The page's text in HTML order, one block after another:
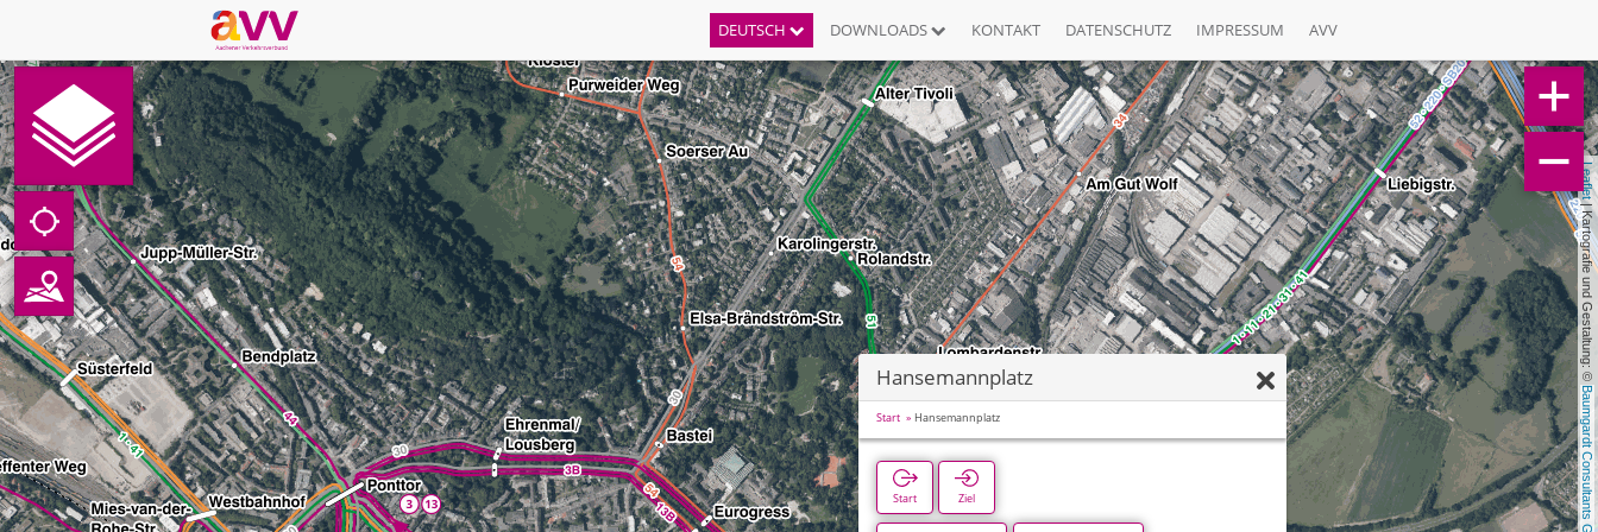
DEUTSCH DOWNLOADS KONTAKT DATENSCHUTZ IMPRESSUM AVV
Leaflet
| Kartografie und Gestaltung: ©
Baumgardt Consultants GbR
Hansemannplatz
Start Hansemannplatz
Start Ziel